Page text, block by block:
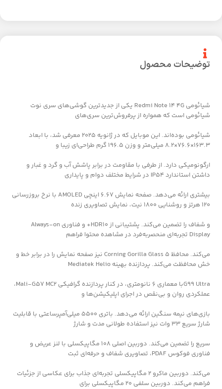
توضیحات محصول
شیائومی Redmi Note 14 4G یکی از جدیدترین گوشی‌های سری نوت
شیائومی است که همواره از پرفروش‌ترین سری‌های
شیائومی بوده‌اند. این موبایل که در ژانویه 2025 معرفی شد، با ابعاد
163.3×76.6×8.2 میلی‌متر و وزن 196.5 گرم طراحی‌ای زیبا و
ارگونومیکی دارد. از طرفی با مقاومت در برابر پاشش آب و گرد و غبار و
داشتن استاندارد IP54 در شرایط مختلف دوام و پایداری
بیشتری ارائه می‌دهد. صفحه ‌نمایش 6.67 اینچی AMOLED با نرخ بروزرسانی
120 هرتز و روشنایی 1800 نیت، نمایش تصاویری زنده
و شفاف را تضمین می‌کند. پشتیبانی از HDR10+ و فناوری Always-on
Display تجربه‌ای منحصربه‌فرد در مشاهده محتوا فراهم
می‌کند. محافظ Corning Gorilla Glass 5 نیز صفحه نمایش را در برابر خط و
خش محافظت می‌کند. پردازنده بهینه Mediatek Helio
G99 Ultraبا معماری 6 نانومتری، در کنار پردازنده گرافیکی Mali-G57 MC2،
عملکردی روان و بی‌نقص در اجرای اپلیکیشن‌ها و
بازی‌های نیمه سنگین ارائه می‌دهد. باتری 5500 میلی‌آمپرساعتی با قابلیت
شارژ سریع 33 وات نیز استفاده طولانی ‌مدت و شارژ
سریع را تضمین می‌کند. دوربین اصلی 108 مگاپیکسلی با لنز عریض و
فناوری فوکوس PDAF، تصاویری شفاف و حرفه‌ای ثبت
می‌کند. دوربین ماکرو 2 مگاپیکسلی تجربه‌ای جذاب برای عکاسی از جزئیات
فراهم می‌کند. دوربین سلفی 20 مگاپیکسلی برای